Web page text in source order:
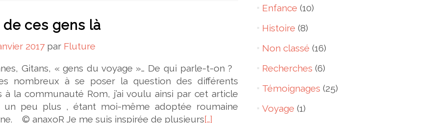
ces gens là
2017 par Fluture
Gitans, « gens du voyage »… De qui parle-t-on ?
nombreux à se poser la question des différents
à la communauté Rom, j’ai voulu ainsi par cet article
un peu plus , étant moi-même adoptée roumaine
© anaxoR Je me suis inspirée de plusieurs[…]
Enfance (10)
Histoire (8)
Non classé (16)
Recherches (6)
Témoignages (25)
Voyage (1)